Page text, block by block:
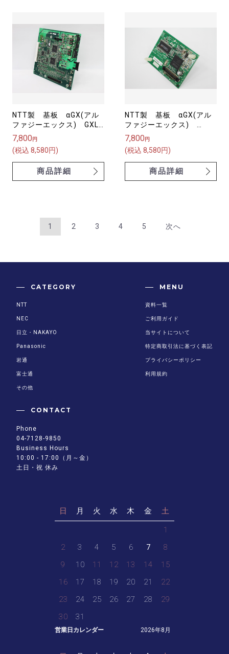
NTT製 基板 αGX(アル
ファジーエックス) GXL-
2IDSICOB/EU-(1)
7,800 円
(税込 8,580円)
商品詳細
NTT製 基板 αGX(アル
ファジーエックス)
GXSM-IPEECSU-(1)
7,800 円
(税込 8,580円)
商品詳細
1 2 3 4 5 次へ
営業日カレンダー 2026年8月
日 月 火 水 木 金 土
1
2
3 4 5 6 7
8
9
10 11 12 13 14
15
16
17 18 19 20 21
22
23
24 25 26 27 28
29
30
31
CATEGORY
NTT
NEC
日立・NAKAYO
Panasonic
岩通
富士通
その他
MENU
資料一覧
ご利用ガイド
当サイトについて
特定商取引法に基づく表記
プライバシーポリシー
利用規約
CONTACT
Phone
04-7128-9850
Business Hours
10:00 - 17:00（月～金）
土日・祝 休み